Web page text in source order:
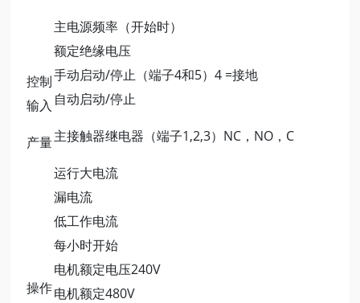
主电源频率（开始时）
额定绝缘电压
控制
输入
手动启动/停止（端子4和5）4 =接地
自动启动/停止
产量主接触器继电器（端子1,2,3）NC，NO，C
操作
运行大电流
漏电流
低工作电流
每小时开始
电机额定电压240V
电机额定480V